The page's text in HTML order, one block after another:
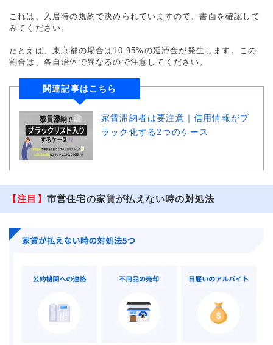
これは、入居時の規約で決められていますので、書面を確認して
みてください。
たとえば、東京都の場合は10.95%の延滞金が発生します。この
割合は、各自治体で異なるので注意してください。
関連記事はこちら
家賃滞納者は要注意｜信用情報がブ
ラック化する2つのケース
【注目】 市営住宅の家賃が払えない時の対処法